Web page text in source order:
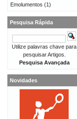
Emolumentos (1)
Pesquisa Rápida
Utilize palavras chave para
pesquisar Artigos.
Pesquisa Avançada
Novidades